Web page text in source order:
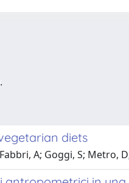
diets
A; Goggi, S; Metro,